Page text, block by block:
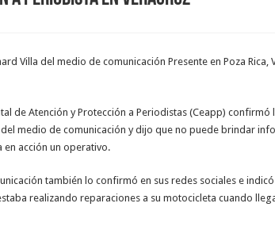
Villa del medio de comunicación Presente en Poza Rica,
de Atención y Protección a Periodistas (Ceapp)
medio de comunicación y dijo que no puede brindar
en acción un operativo.
también lo confirmó en sus redes sociales e
realizando reparaciones a su motocicleta cuando